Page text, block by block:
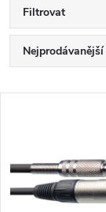
Filtrovat
Ř
a
e
Nejprodávanější
p